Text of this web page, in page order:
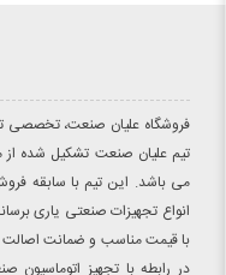
فروشگاه علیان صنعت، تخصصی
تیم علیان صنعت تشکیل شده
می باشد. این تیم با سابقه فروش
انواع تجهیزات صنعتی یاری
با قیمت مناسب و ضمانت اصالت
در رابطه با تجهیز اتوماسیون